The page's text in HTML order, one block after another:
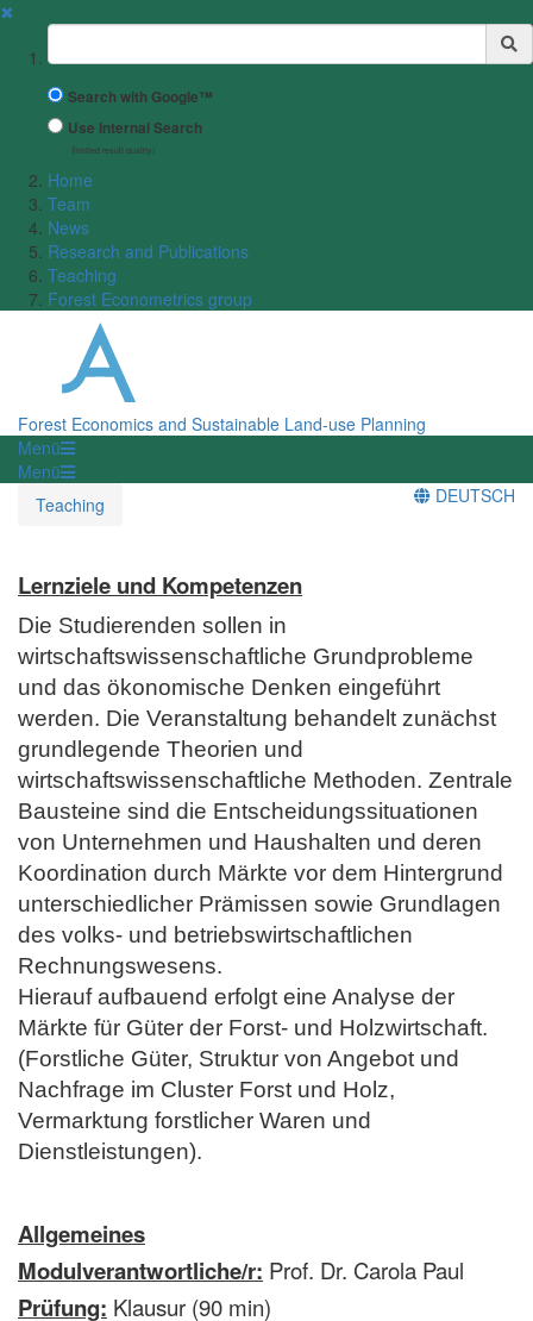
✖
Suchbegriff
Search with Google™
Use Internal Search
(limited result quality)
Home
Team
News
Research and Publications
Teaching
Forest Econometrics group
Forest Economics and Sustainable Land-use Planning
Menü
Menü
Teaching
DEUTSCH
Lernziele und Kompetenzen
Die Studierenden sollen in
wirtschaftswissenschaftliche Grundprobleme
und das ökonomische Denken eingeführt
werden. Die Veranstaltung behandelt zunächst
grundlegende Theorien und
wirtschaftswissenschaftliche Methoden. Zentrale
Bausteine sind die Entscheidungssituationen
von Unternehmen und Haushalten und deren
Koordination durch Märkte vor dem Hintergrund
unterschiedlicher Prämissen sowie Grundlagen
des volks- und betriebswirtschaftlichen
Rechnungswesens.
Hierauf aufbauend erfolgt eine Analyse der
Märkte für Güter der Forst- und Holzwirtschaft.
(Forstliche Güter, Struktur von Angebot und
Nachfrage im Cluster Forst und Holz,
Vermarktung forstlicher Waren und
Dienstleistungen).
Allgemeines
Modulverantwortliche/r: Prof. Dr. Carola Paul
Prüfung: Klausur (90 min)